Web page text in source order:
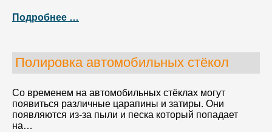
Подробнее …
Полировка автомобильных стёкол
Со временем на автомобильных стёклах могут
появиться различные царапины и затиры. Они
появляются из-за пыли и песка который попадает
на…